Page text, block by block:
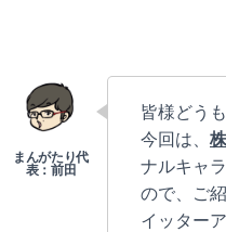
皆様どう
今回は、
ナルキャ
ので、ご
イッター